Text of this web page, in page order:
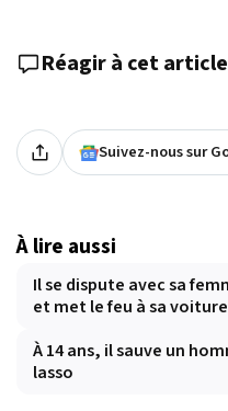
Réagir à cet article
Suivez-nous sur
À lire aussi
Il se dispute avec sa
et met le feu à sa voiture
À 14 ans, il sauve un
lasso